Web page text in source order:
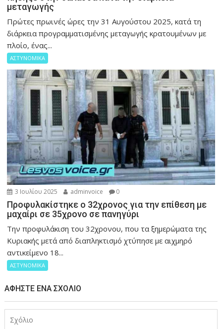
μεταγωγής
Πρώτες πρωινές ώρες την 31 Αυγούστου 2025, κατά τη
διάρκεια προγραμματισμένης μεταγωγής κρατουμένων με
πλοίο, ένας...
ΑΣΤΥΝΟΜΙΚΑ
3 Ιουλίου 2025 adminvoice 0
Προφυλακίστηκε ο 32χρονος για την επίθεση με
μαχαίρι σε 35χρονο σε πανηγύρι
Την προφυλάκιση του 32χρονου, που τα ξημερώματα της
Κυριακής μετά από διαπληκτισμό χτύπησε με αιχμηρό
αντικείμενο 18...
ΑΣΤΥΝΟΜΙΚΑ
ΑΦΉΣΤΕ ΈΝΑ ΣΧΌΛΙΟ